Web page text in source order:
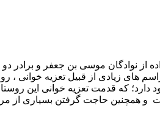
از نوادگان موسی بن جعفر و برادر
های زیادی از قبیل تعزیه خوانی ،
دارد؛ که قدمت تعزیه خوانی این
و همچنین حاجت گرفتن بسیاری از